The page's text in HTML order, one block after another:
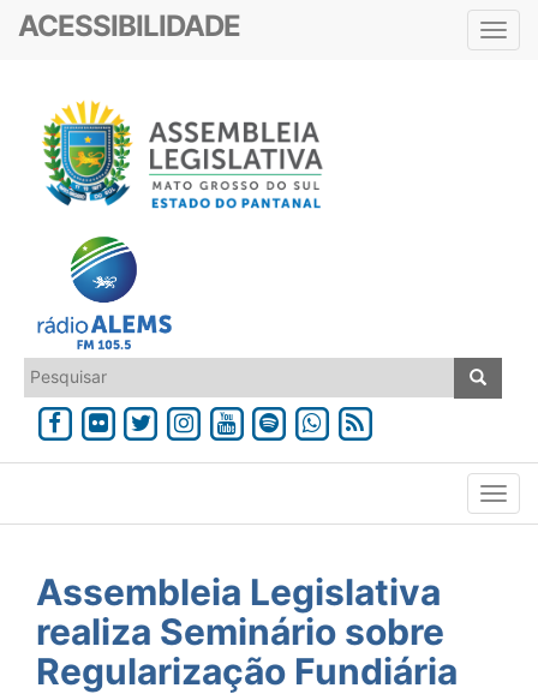
ACESSIBILIDADE
Assembleia Legislativa
realiza Seminário sobre
Regularização Fundiária